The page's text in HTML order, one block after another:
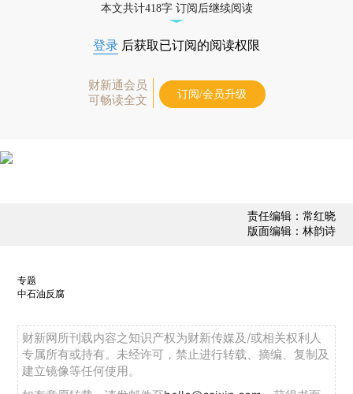
本文共计418字 订阅后继续阅读
登录 后获取已订阅的阅读权限
财新通会员
可畅读全文
订阅/会员升级
责任编辑：常红晓
版面编辑：林韵诗
专题
中石油反腐
财新网所刊载内容之知识产权为财新传媒及/或相关权利人
专属所有或持有。未经许可，禁止进行转载、摘编、复制及
建立镜像等任何使用。